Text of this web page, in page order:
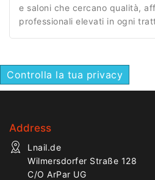
e saloni che cercano qualità,
professionali elevati in ogni
Controlla la tua privacy
Address
Lnail.de
Wilmersdorfer Straße 128
C/O ArPar UG